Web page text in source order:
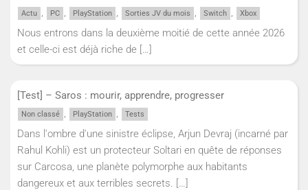
Actu , PC , PlayStation , Sorties JV du mois , Switch , Xbox
Nous entrons dans la deuxième moitié de cette année 2026
et celle-ci est déjà riche de […]
[Test] – Saros : mourir, apprendre, progresser
Non classé , PlayStation , Tests
Dans l'ombre d'une sinistre éclipse, Arjun Devraj (incarné par
Rahul Kohli) est un protecteur Soltari en quête de réponses
sur Carcosa, une planète polymorphe aux habitants
dangereux et aux terribles secrets. […]